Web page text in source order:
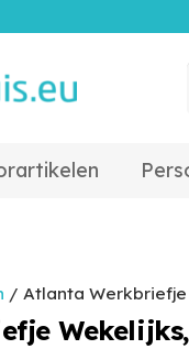
/ Atlanta Werkbriefje